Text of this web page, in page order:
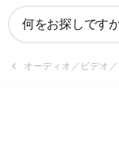
何をお探しです
オーディオ／ビデオ